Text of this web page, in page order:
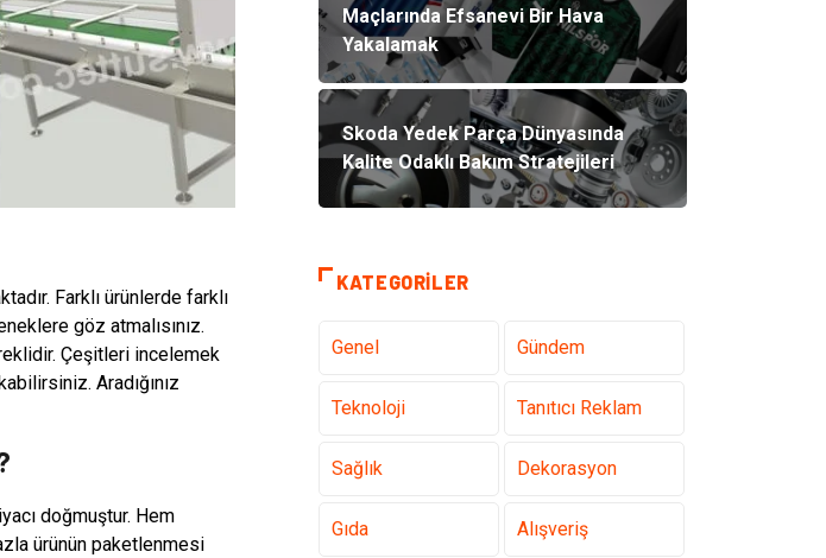
Farklı ürünlerde farklı
göz atmalısınız.
Çeşitleri incelemek
Aradığınız
doğmuştur. Hem
ürünün paketlenmesi
Maçlarında Efsanevi Bir Hava
Yakalamak
Skoda Yedek Parça Dünyasında
Kalite Odaklı Bakım Stratejileri
KATEGORILER
Genel Gündem
Teknoloji Tanıtıcı Reklam
Sağlık Dekorasyon
Gıda Alışveriş